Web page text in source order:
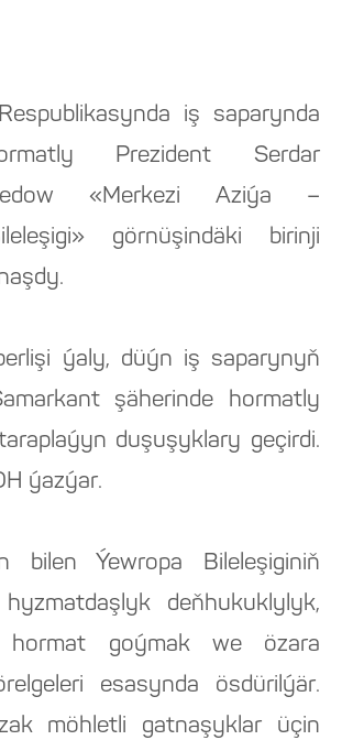
iş saparynda
Prezident Serdar
«Merkezi Aziýa –
görnüşindäki birinji
ýaly, düýn iş saparynyň
şäherinde hormatly
duşuşyklary geçirdi.
ýazýar.
bilen Ýewropa Bileleşiginiň
deňhukuklylyk,
hormat goýmak we özara
esasynda ösdürilýär.
möhletli gatnaşyklar üçin